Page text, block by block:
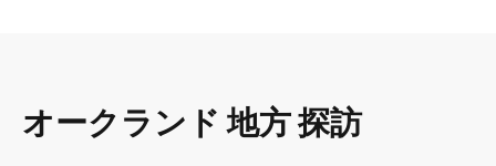
オークランド 地方 探訪